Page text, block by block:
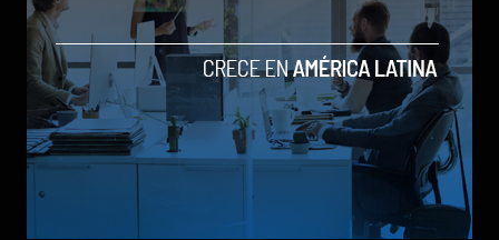
está disponible pero es bastante limitado
by Social Geek
9 de noviembre de 2022